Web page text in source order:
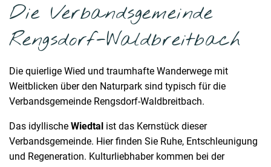
Die Verbandsgemeinde
Rengsdorf-Waldbreitbach
Die quierlige Wied und traumhafte Wanderwege mit
Weitblicken über den Naturpark sind typisch für die
Verbandsgemeinde Rengsdorf-Waldbreitbach.
Das idyllische Wiedtal ist das Kernstück dieser
Verbandsgemeinde. Hier finden Sie Ruhe, Entschleunigung
und Regeneration. Kulturliebhaber kommen bei der